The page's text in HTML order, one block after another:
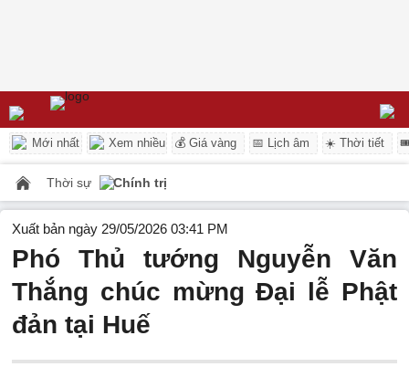
Mới nhất Xem nhiều 💰 Giá vàng 📅 Lịch âm ☀️ Thời tiết
Thời sự Chính trị
Xuất bản ngày 29/05/2026 03:41 PM
Phó Thủ tướng Nguyễn Văn
Thắng chúc mừng Đại lễ Phật
đản tại Huế